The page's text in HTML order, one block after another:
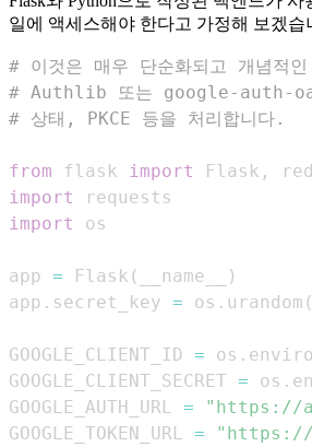
일에 액세스해야 한다고 가정해 보겠습
# 이것은 매우 단순화되고 개념적
# Authlib 또는 google-auth-
# 상태, PKCE 등을 처리합니다.
from flask import Flask ,
import
import
app = Flask ( __name__
)
app . secret_key = os . urandom (
GOOGLE_CLIENT_ID = os .
GOOGLE_CLIENT_SECRET = os .
GOOGLE_AUTH_URL =
"https://
GOOGLE_TOKEN_URL =
"https://